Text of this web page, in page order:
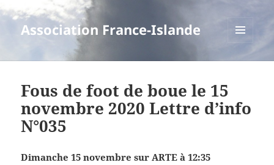
Association France-Islande
Fous de foot de boue le 15
novembre 2020 Lettre d’info
N°035
Dimanche 15 novembre sur ARTE à 12:35